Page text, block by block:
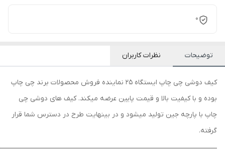
0
توضیحات نظرات کاربران
کیف دوشی چی چاپ ایستگاه 25 نماینده فروش محصولات برند چی چاپ
بوده و با کیفیت بالا و قیمت پایین عرضه میکند. کیف های دوشی چی
چاپ با پارچه جین تولید میشود و در بینهایت طرح در دسترس شما قرار
گرفته.